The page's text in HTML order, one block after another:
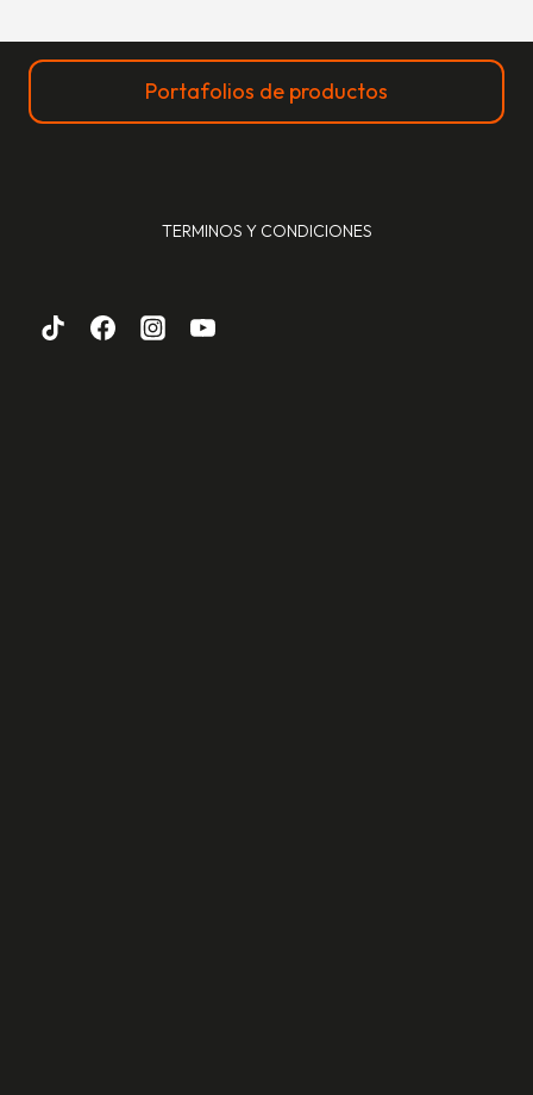
Portafolios de productos
TERMINOS Y CONDICIONES